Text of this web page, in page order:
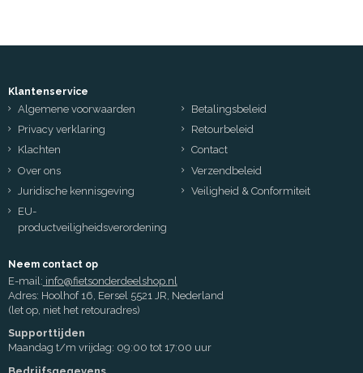
Klantenservice
Algemene voorwaarden
Betalingsbeleid
Privacy verklaring
Retourbeleid
Klachten
Contact
Over ons
Verzendbeleid
Juridische kennisgeving
Veiligheid & Conformiteit
EU-
productveiligheidsverordening
Neem contact op
E-mail: info@fietsonderdeelshop.nl
Adres: Hoolhof 16, Eersel 5521 JR, Nederland
(let op, niet het retouradres)
Supporttijden
Maandag t/m vrijdag: 09:00 tot 17:00 uur